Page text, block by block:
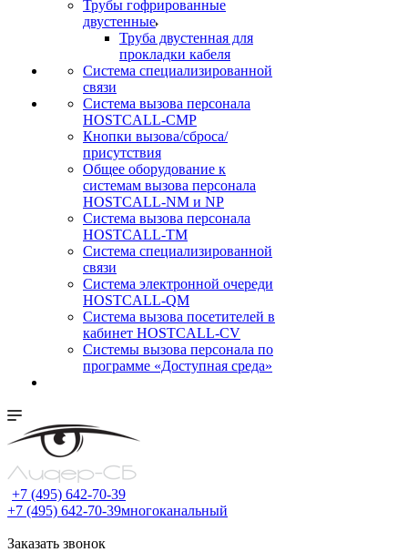
Трубы гофрированные
двустенные
Труба двустенная для
прокладки кабеля
Система специализированной
связи
Cистема вызова персонала
HOSTCALL-CMP
Кнопки вызова/сброса/
присутствия
Общее оборудование к
системам вызова персонала
HOSTCALL-NM и NP
Система вызова персонала
HOSTCALL-TM
Система специализированной
связи
Система электронной очереди
HOSTCALL-QM
Cистема вызова посетителей в
кабинет HOSTCALL-CV
Системы вызова персонала по
программе «Доступная среда»
+7 (495) 642-70-39
+7 (495) 642-70-39многоканальный
Заказать звонок